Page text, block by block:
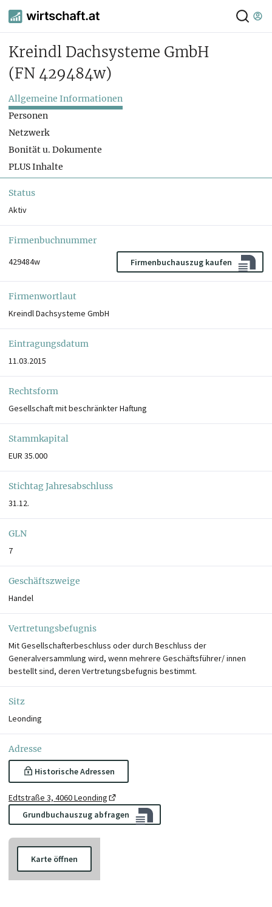
Kreindl Dachsysteme GmbH
(FN 429484w)
Allgemeine Informationen
Personen
Netzwerk
Bonität u. Dokumente
PLUS Inhalte
Status
Aktiv
Firmenbuchnummer
429484w
Firmenbuchauszug kaufen
Firmenwortlaut
Kreindl Dachsysteme GmbH
Eintragungsdatum
11.03.2015
Rechtsform
Gesellschaft mit beschränkter Haftung
Stammkapital
EUR 35.000
Stichtag Jahresabschluss
31.12.
GLN
7
Geschäftszweige
Handel
Vertretungsbefugnis
Mit Gesellschafterbeschluss oder durch Beschluss der
Generalversammlung wird, wenn mehrere Geschäftsführer/ innen
bestellt sind, deren Vertretungsbefugnis bestimmt.
Sitz
Leonding
Adresse
Historische Adressen
Edtstraße 3, 4060 Leonding
Grundbuchauszug abfragen
Karte öffnen